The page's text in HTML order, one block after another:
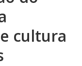
cultura